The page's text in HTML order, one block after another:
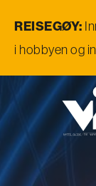
REISEGØY:
i hobbyen og